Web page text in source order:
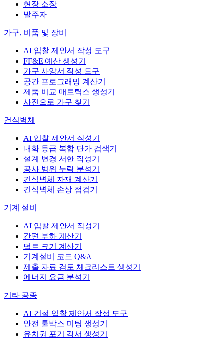
현장 소장
발주자
가구, 비품 및 장비
AI 입찰 제안서 작성 도구
FF&E 예산 생성기
가구 사양서 작성 도구
공간 프로그래밍 계산기
제품 비교 매트릭스 생성기
사진으로 가구 찾기
건식벽체
AI 입찰 제안서 작성기
내화 등급 복합 단가 검색기
설계 변경 서한 작성기
공사 범위 누락 분석기
건식벽체 자재 계산기
건식벽체 손상 점검기
기계 설비
AI 입찰 제안서 작성기
간편 부하 계산기
덕트 크기 계산기
기계설비 코드 Q&A
제출 자료 검토 체크리스트 생성기
에너지 요금 분석기
기타 공종
AI 건설 입찰 제안서 작성 도구
안전 툴박스 미팅 생성기
유치권 포기 각서 생성기